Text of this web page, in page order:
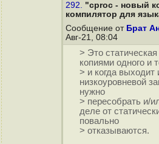
292. "cproc - новый
компилятор для
Сообщение от Брат
Авг-21, 08:04
> Это
копиями одного и
> и когда выходит
низкоуровневой
нужно
> пересобрать и/
деле от
повально
> отказываются.